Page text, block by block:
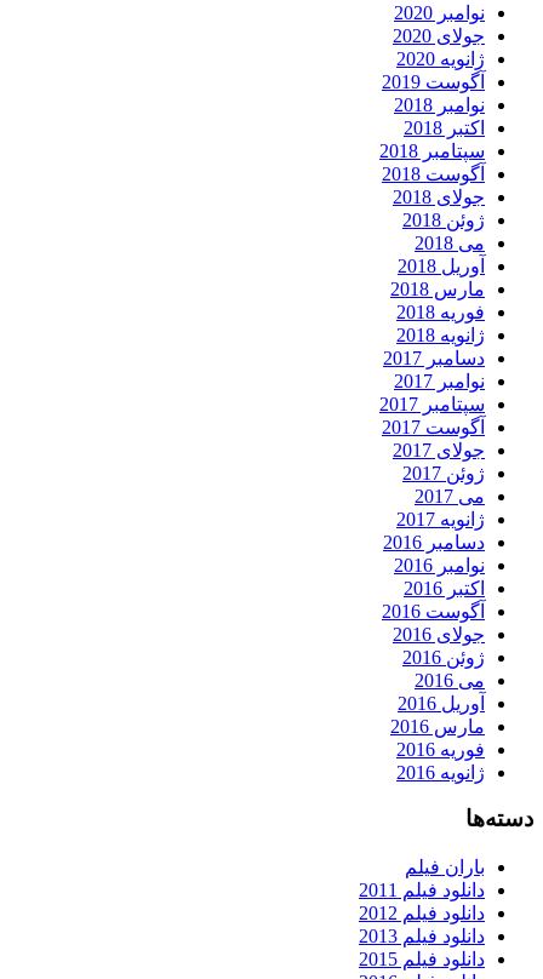
نوامبر 2020
جولای 2020
ژانویه 2020
آگوست 2019
نوامبر 2018
اکتبر 2018
سپتامبر 2018
آگوست 2018
جولای 2018
ژوئن 2018
می 2018
آوریل 2018
مارس 2018
فوریه 2018
ژانویه 2018
دسامبر 2017
نوامبر 2017
سپتامبر 2017
آگوست 2017
جولای 2017
ژوئن 2017
می 2017
ژانویه 2017
دسامبر 2016
نوامبر 2016
اکتبر 2016
آگوست 2016
جولای 2016
ژوئن 2016
می 2016
آوریل 2016
مارس 2016
فوریه 2016
ژانویه 2016
دسته‌ها
باران فیلم
دانلود فیلم 2011
دانلود فیلم 2012
دانلود فیلم 2013
دانلود فیلم 2015